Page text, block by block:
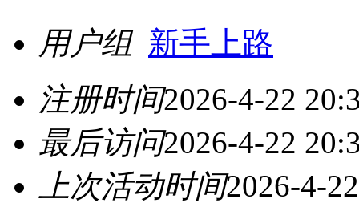
用户组 新手上路
注册时间2026-4-22
最后访问2026-4-22
上次活动时间2026-4-